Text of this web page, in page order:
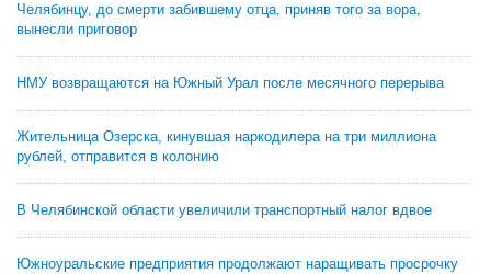
Челябинцу, до смерти забившему отца, приняв того за вора,
вынесли приговор
НМУ возвращаются на Южный Урал после месячного перерыва
Жительница Озерска, кинувшая наркодилера на три миллиона
рублей, отправится в колонию
В Челябинской области увеличили транспортный налог вдвое
Южноуральские предприятия продолжают наращивать просрочку